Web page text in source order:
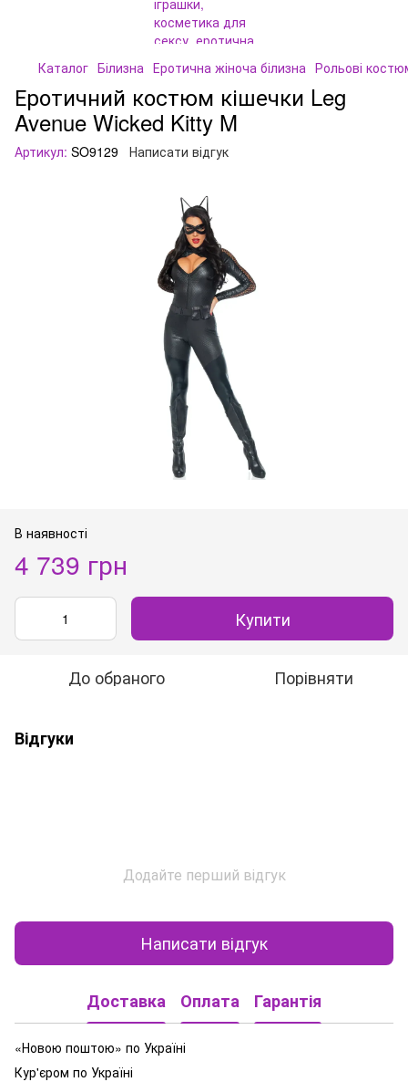
Каталог Білизна Еротична жіноча білизна Рольові
Еротичний костюм кішечки Leg
Avenue Wicked Kitty M
Артикул: SO9129 Написати відгук
В наявності
4 739 грн
Купити
До обраного Порівняти
Відгуки
Додайте перший відгук
Написати відгук
Доставка Оплата Гарантія
«Новою поштою» по Україні
Кур'єром по Україні